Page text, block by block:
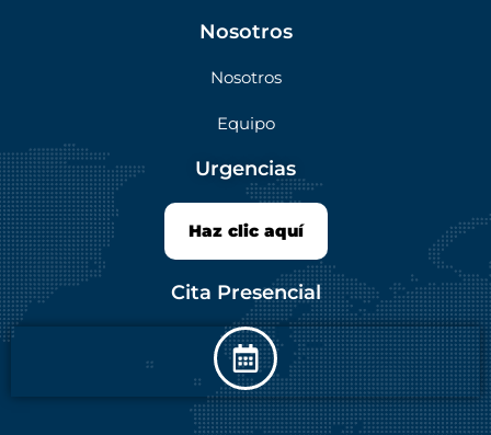
Nosotros
Nosotros
Equipo
Urgencias
Haz clic aquí
Cita Presencial